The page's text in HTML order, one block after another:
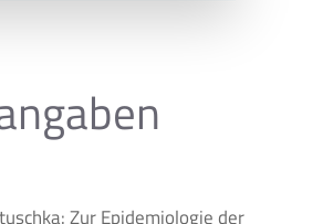
Zur Epidemiologie der